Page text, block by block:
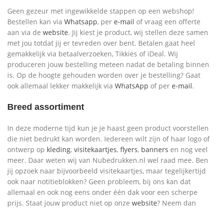
Geen gezeur met ingewikkelde stappen op een webshop!
Bestellen kan via Whatsapp, per e-mail of vraag een offerte
aan via de website. Jij kiest je product, wij stellen deze samen
met jou totdat jij er tevreden over bent. Betalen gaat heel
gemakkelijk via betaalverzoeken, Tikkies of iDeal. Wij
produceren jouw bestelling meteen nadat de betaling binnen
is. Op de hoogte gehouden worden over je bestelling? Gaat
ook allemaal lekker makkelijk via WhatsApp of per e-mail.
Breed assortiment
In deze moderne tijd kun je je haast geen product voorstellen
die niet bedrukt kan worden. Iedereen wilt zijn of haar logo of
ontwerp op kleding, visitekaartjes, flyers, banners en nog veel
meer. Daar weten wij van Nubedrukken.nl wel raad mee. Ben
jij opzoek naar bijvoorbeeld visitekaartjes, maar tegelijkertijd
ook naar notitieblokken? Geen probleem, bij ons kan dat
allemaal en ook nog eens onder één dak voor een scherpe
prijs. Staat jouw product niet op onze website? Neem dan